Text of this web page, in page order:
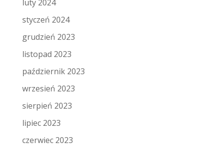
luty 2024
styczeń 2024
grudzień 2023
listopad 2023
październik 2023
wrzesień 2023
sierpień 2023
lipiec 2023
czerwiec 2023